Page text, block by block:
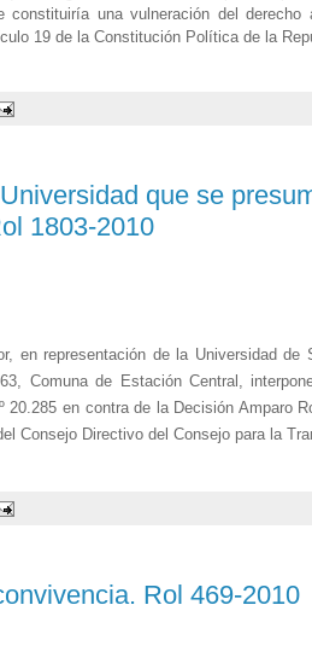
una vulneración del derecho
19 de la Constitución Política de la
que se
1803-2010
de la Universidad de
Comuna de Estación Central,
en contra de la Decisión Amparo
Consejo Directivo del Consejo para la
Rol 469-2010